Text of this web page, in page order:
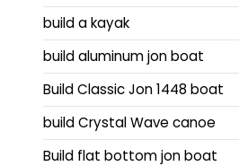
build a kayak
build aluminum jon boat
Build Classic Jon 1448 boat
build Crystal Wave canoe
Build flat bottom jon boat